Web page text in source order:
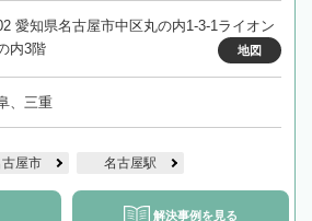
愛知県名古屋市中区丸の内1-3-1ライオン
内3階
地図
、三重
屋市 名古屋駅
解決事例を見る